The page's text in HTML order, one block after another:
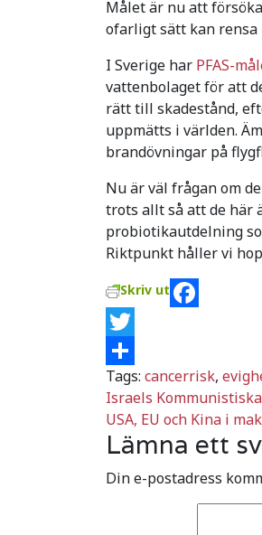
Målet är nu att
ofarligt sätt kan
I Sverige har PFAS-
vattenbolaget för att
rätt till skadestånd,
uppmätts i världen.
brandövningar på
Nu är väl frågan om
trots allt så att de här
probiotikautdelning
Riktpunkt håller vi
Skriv ut
Facebook
Twitter
Dela
Tags: cancerrisk,
Israels
USA, EU och Kina i
Lämna ett
Din e-postadress